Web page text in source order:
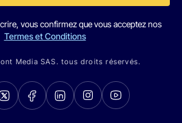
vous confirmez que vous acceptez nos
Termes et Conditions
Media SAS. tous droits réservés.